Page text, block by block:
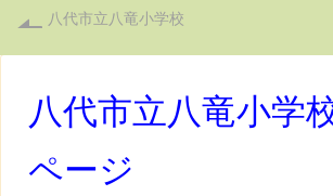
八代市立八竜小学校
八代市立八竜小学
ページ